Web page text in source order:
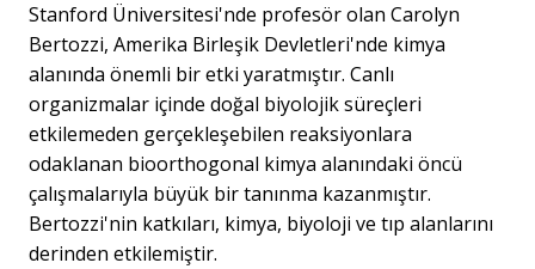
Stanford Üniversitesi'nde profesör olan Carolyn
Bertozzi, Amerika Birleşik Devletleri'nde kimya
alanında önemli bir etki yaratmıştır. Canlı
organizmalar içinde doğal biyolojik süreçleri
etkilemeden gerçekleşebilen reaksiyonlara
odaklanan bioorthogonal kimya alanındaki öncü
çalışmalarıyla büyük bir tanınma kazanmıştır.
Bertozzi'nin katkıları, kimya, biyoloji ve tıp alanlarını
derinden etkilemiştir.